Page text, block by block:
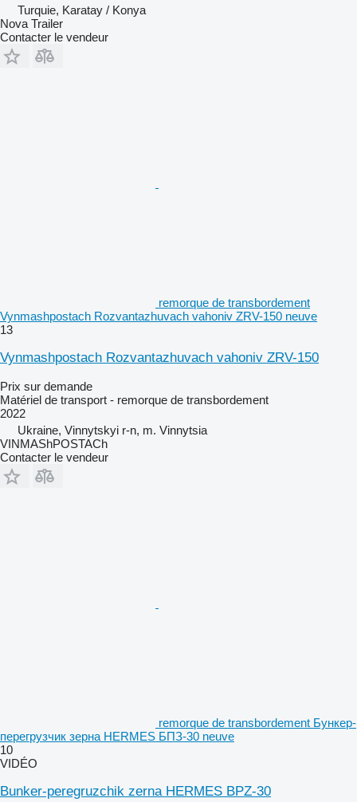
Turquie, Karatay / Konya
Nova Trailer
Contacter le vendeur
remorque de transbordement
Vynmashpostach Rozvantazhuvach vahoniv ZRV-150 neuve
13
Vynmashpostach Rozvantazhuvach vahoniv ZRV-150
Prix sur demande
Matériel de transport - remorque de transbordement
2022
Ukraine, Vinnytskyi r-n, m. Vinnytsia
VINMAShPOSTACh
Contacter le vendeur
remorque de transbordement Бункер-
перегрузчик зерна HERMES БПЗ-30 neuve
10
VIDÉO
Bunker-peregruzchik zerna HERMES BPZ-30